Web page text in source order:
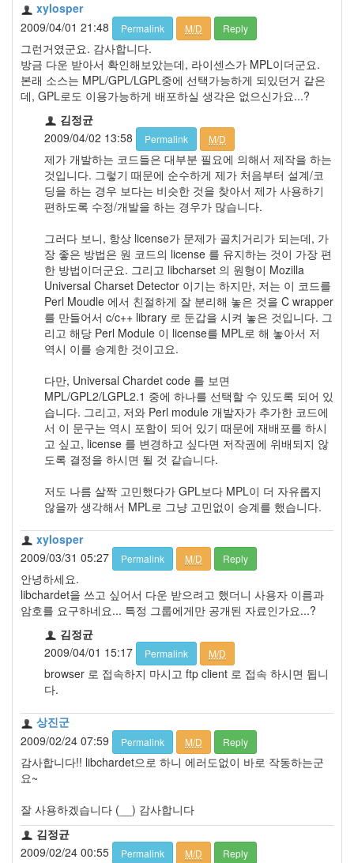
xylosper
2009/04/01 21:48
Permalink M/D Reply
그런거였군요. 감사합니다.
방금 다운 받아서 확인해보았는데, 라이센스가 MPL이더군요.
본래 소스는 MPL/GPL/LGPL중에 선택가능하게 되있던거 같은
데, GPL로도 이용가능하게 배포하실 생각은 없으신가요...?
김정균
2009/04/02 13:58
Permalink M/D
제가 개발하는 코드들은 대부분 필요에 의해서 제작을 하는
것입니다. 그렇기 때문에 순수하게 제가 처음부터 설계/코
딩을 하는 경우 보다는 비슷한 것을 찾아서 제가 사용하기
편하도록 수정/개발을 하는 경우가 많습니다.
그러다 보니, 항상 license가 문제가 골치거리가 되는데, 가
장 좋은 방법은 원 코드의 license 를 유지하는 것이 가장 편
한 방법이더군요. 그리고 libcharset 의 원형이 Mozilla
Universal Charset Detector 이기는 하지만, 저는 이 코드를
Perl Moudle 에서 친절하게 잘 분리해 놓은 것을 C wrapper
를 만들어서 c/c++ library 로 둔갑을 시켜 놓은 것입니다. 그
리고 해당 Perl Module 이 license를 MPL로 해 놓아서 저
역시 이를 승계한 것이고요.
다만, Universal Chardet code 를 보면
MPL/GPL2/LGPL2.1 중에 하나를 선택할 수 있도록 되어 있
습니다. 그리고, 저와 Perl module 개발자가 추가한 코드에
서 이 문구는 역시 포함이 되어 있기 때문에 재배포를 하시
고 싶고, license 를 변경하고 싶다면 저작권에 위배되지 않
도록 결정을 하시면 될 것 같습니다.
저도 나름 살짝 고민했다가 GPL보다 MPL이 더 자유롭지
않을까 생각해서 MPL로 그냥 고민없이 승계를 했습니다.
xylosper
2009/03/31 05:27
Permalink M/D Reply
안녕하세요.
libchardet을 쓰고 싶어서 다운 받으려고 했더니 사용자 이름과
암호를 요구하네요... 특정 그룹에게만 공개된 자료인가요...?
김정균
2009/04/01 15:17
Permalink M/D
browser 로 접속하지 마시고 ftp client 로 접속 하시면 됩니
다.
상진군
2009/02/24 07:59
Permalink M/D Reply
감사합니다!! libchardet으로 하니 에러도없이 바로 작동하는군
요~
잘 사용하겠습니다 (__) 감사합니다
김정균
2009/02/24 00:55
Permalink M/D Reply